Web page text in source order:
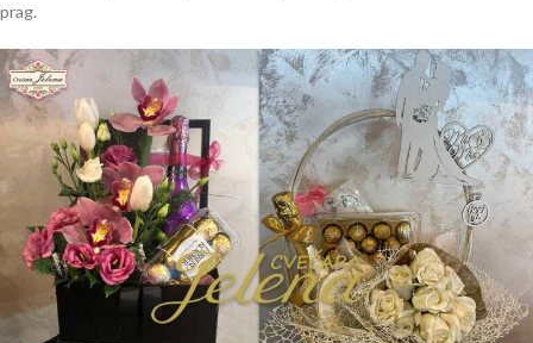
prag.